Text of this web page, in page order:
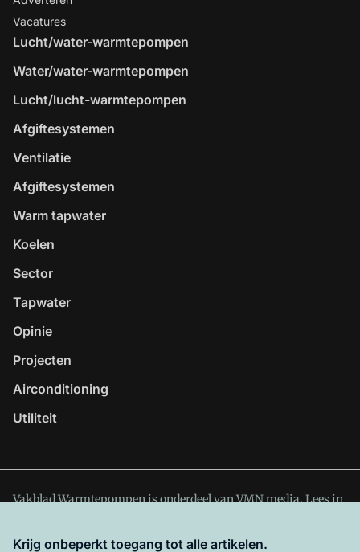
Vacatures
Lucht/water-warmtepompen
Water/water-warmtepompen
Lucht/lucht-warmtepompen
Afgiftesystemen
Ventilatie
Afgiftesystemen
Warm tapwater
Koelen
Sector
Tapwater
Opinie
Projecten
Airconditioning
Utiliteit
Vakblad Warmtepompen is onderdeel van VMN media. Lees in
deze site zijn de volgende regelingen van toepassing:
Krijg onbeperkt toegang tot alle artikelen.